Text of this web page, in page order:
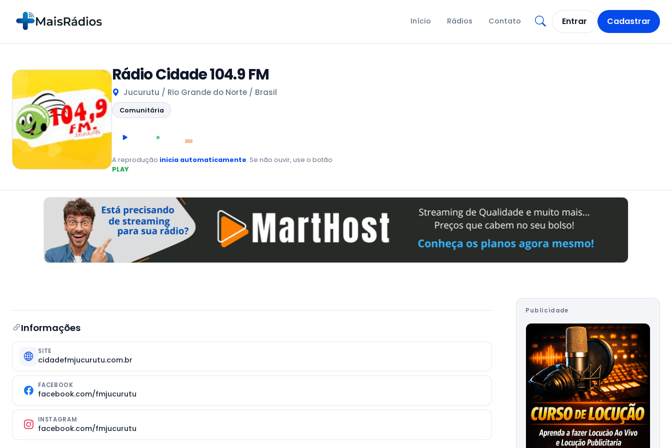
Início Rádios Contato Abrir busca
Entrar Cadastrar
Rádio Cidade 104.9 FM
Jucurutu / Rio Grande do Norte / Brasil
Comunitária
AO VIVO
A reprodução inicia automaticamente. Se não ouvir, use o botão
PLAY.
Informações
SITE
cidadefmjucurutu.com.br
FACEBOOK
facebook.com/fmjucurutu
INSTAGRAM
facebook.com/fmjucurutu
Publicidade